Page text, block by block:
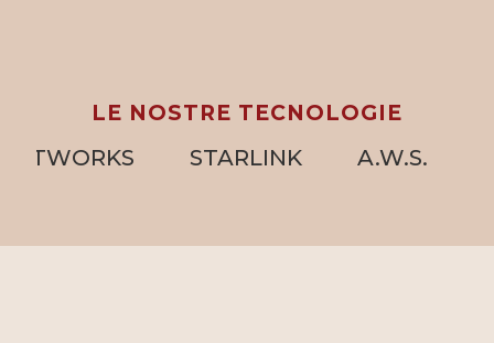
LE NOSTRE TECNOLOGIE
STARLINK A.W.S. HP